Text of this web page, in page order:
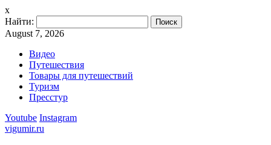
x
Найти:
August 7, 2026
Видео
Путешествия
Товары для путешествий
Туризм
Пресстур
Youtube Instagram
vigumir.ru